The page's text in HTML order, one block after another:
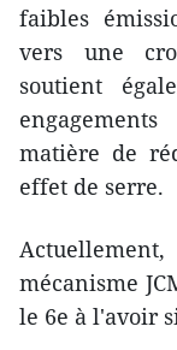
faibles
vers une
soutient
matière de
effet de serre.
mécanisme
le 6e à l'avoir